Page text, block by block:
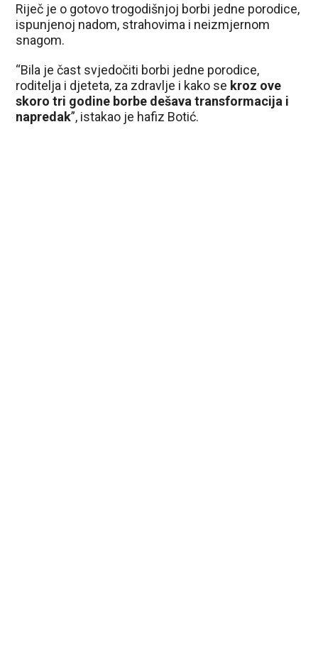
Riječ je o gotovo trogodišnjoj borbi jedne porodice,
ispunjenoj nadom, strahovima i neizmjernom
snagom.
“Bila je čast svjedočiti borbi jedne porodice,
roditelja i djeteta, za zdravlje i kako se kroz ove
skoro tri godine borbe dešava transformacija i
napredak”, istakao je hafiz Botić.